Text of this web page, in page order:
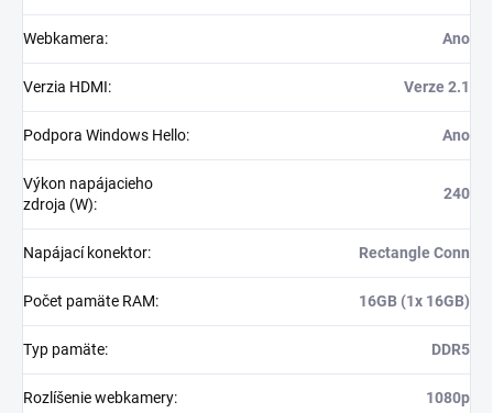
Webkamera: Ano
Verzia HDMI: Verze 2.1
Podpora Windows Hello: Ano
Výkon napájacieho
zdroja (W):
240
Napájací konektor: Rectangle Conn
Počet pamäte RAM: 16GB (1x 16GB)
Typ pamäte: DDR5
Rozlíšenie webkamery: 1080p